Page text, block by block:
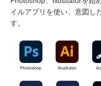
イルアプリを使い、意図し
す。